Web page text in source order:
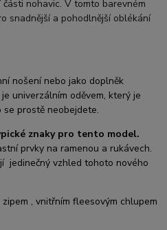
nohavic. V tomto barevném
snadnější a pohodlnější oblékání
nošení nebo jako doplněk
univerzálním oděvem, který je
prostě neobejdete.
znaky pro tento model.
prvky na ramenou a rukávech.
jedinečný vzhled tohoto nového
, vnitřním fleesovým chlupem